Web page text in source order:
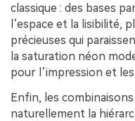
classique : des bases
l’espace et la lisibilité,
précieuses qui
la saturation néon
pour l’impression et
Enfin, les
naturellement la